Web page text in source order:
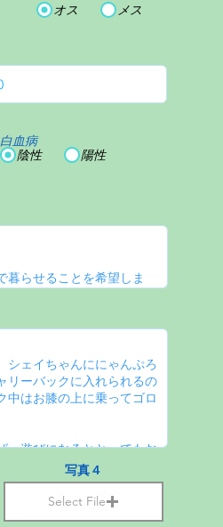
オス メス
白血病
陰性
陽性
写真４
Select File